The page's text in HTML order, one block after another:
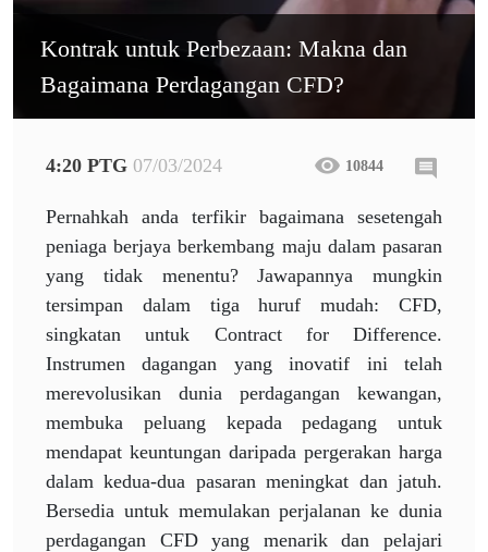
Kontrak untuk Perbezaan: Makna dan
Bagaimana Perdagangan CFD?
4:20 PTG 07/03/2024 10844
Pernahkah anda terfikir bagaimana sesetengah
peniaga berjaya berkembang maju dalam pasaran
yang tidak menentu? Jawapannya mungkin
tersimpan dalam tiga huruf mudah: CFD,
singkatan untuk Contract for Difference.
Instrumen dagangan yang inovatif ini telah
merevolusikan dunia perdagangan kewangan,
membuka peluang kepada pedagang untuk
mendapat keuntungan daripada pergerakan harga
dalam kedua-dua pasaran meningkat dan jatuh.
Bersedia untuk memulakan perjalanan ke dunia
perdagangan CFD yang menarik dan pelajari